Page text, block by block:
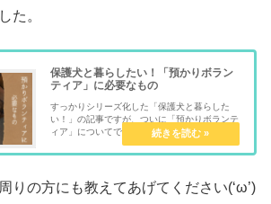
た。
保護犬と暮らしたい！「預かりボラン
ティア」に必要なもの
すっかりシリーズ化した「保護犬と暮らした
い！」の記事ですが、ついに「預かりボランテ
ィア」についてです。やっぱり自分でやってみ
ないとこれは語れないだろう、ということで、
記事が遅れてしまいました。先日念願の「預か
りの方にも教えてあげてください(‘ω’)